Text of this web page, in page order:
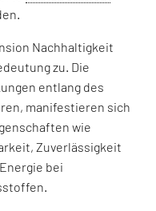
Nachhaltigkeit
zu. Die
entlang des
manifestieren sich
wie
Zuverlässigkeit
bei